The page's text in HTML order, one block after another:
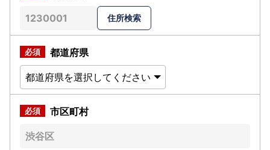
都道府県
市区町村